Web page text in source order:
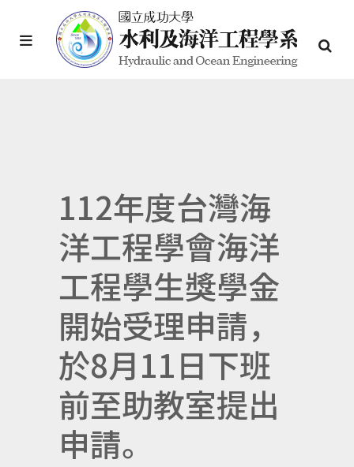
112年度台灣海
洋工程學會海洋
工程學生獎學金
開始受理申請，
於8月11日下班
前至助教室提出
申請。